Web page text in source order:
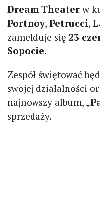
Dream Theaterw
Portnoy, Petrucci,
zamelduje się 23
Sopocie.
Zespół świętować
swojej działalności
najnowszy album, „
sprzedaży.